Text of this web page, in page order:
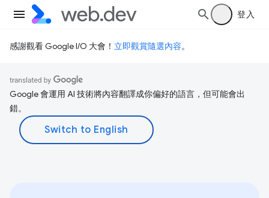
登入
感謝觀看 Google I/O 大會！ 立即觀賞隨選內容。
Google 會運用 AI 技術將內容翻譯成你偏好的語言，但可能會出
錯。